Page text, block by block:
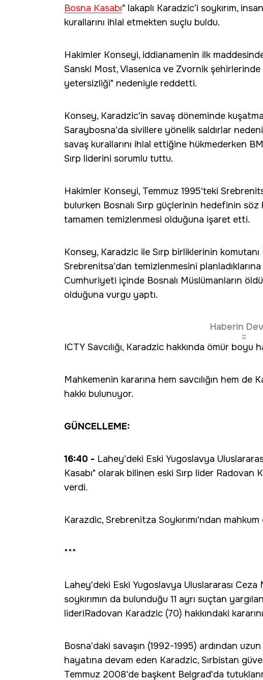
Bosna Kasabı" lakaplı Karadzic'i soykırım,
kurallarını ihlal etmekten suçlu buldu.
Hakimler Konseyi, iddianamenin ilk
Sanski Most, Vlasenica ve Zvornik şehirlerinde
yetersizliği" nedeniyle reddetti.
Konsey, Karadzic'in savaş döneminde
Saraybosna'da sivillere yönelik saldırlar
savaş kurallarını ihlal ettiğine hükmederken
Sırp liderini sorumlu tuttu.
Hakimler Konseyi, Temmuz 1995'teki
bulurken Bosnalı Sırp güçlerinin hedefinin
tamamen temizlenmesi olduğuna işaret etti.
Konsey, Karadzic ile Sırp birliklerinin
Srebrenitsa'dan temizlenmesini
Cumhuriyeti içinde Bosnalı Müslümanların
olduğuna vurgu yaptı.
Haberin
ICTY Savcılığı, Karadzic hakkında ömür
Mahkemenin kararına hem savcılığın hem de
hakkı bulunuyor.
GÜNCELLEME:
16:40 - Lahey'deki Eski Yugoslavya
Kasabı" olarak bilinen eski Sırp lider Radovan
verdi.
Karazdic, Srebrenitza Soykırımı'ndan mahkum
***
Lahey'deki Eski Yugoslavya Uluslararası Ceza
soykırımın da bulunduğu 11 ayrı suçtan
lideriRadovan Karadzic (70) hakkındaki
Bosna'daki savaşın (1992-1995) ardından
hayatına devam eden Karadzic, Sırbistan
Temmuz 2008'de başkent Belgrad'da